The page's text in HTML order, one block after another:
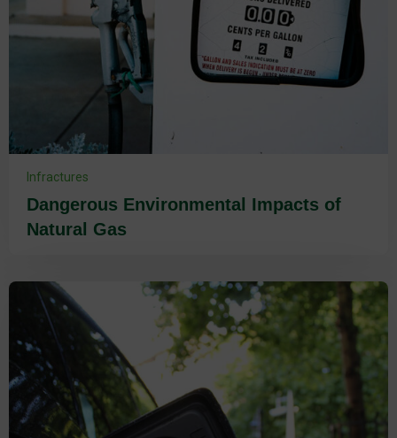
Infractures
Dangerous Environmental Impacts of
Natural Gas